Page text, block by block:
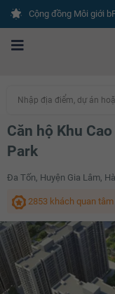
Cộng đồng Môi giới
Nhập địa điểm, dự án
Căn hộ Khu
Park
Đa Tốn, Huyện Gia Lâm,
2853 khách quan tâm